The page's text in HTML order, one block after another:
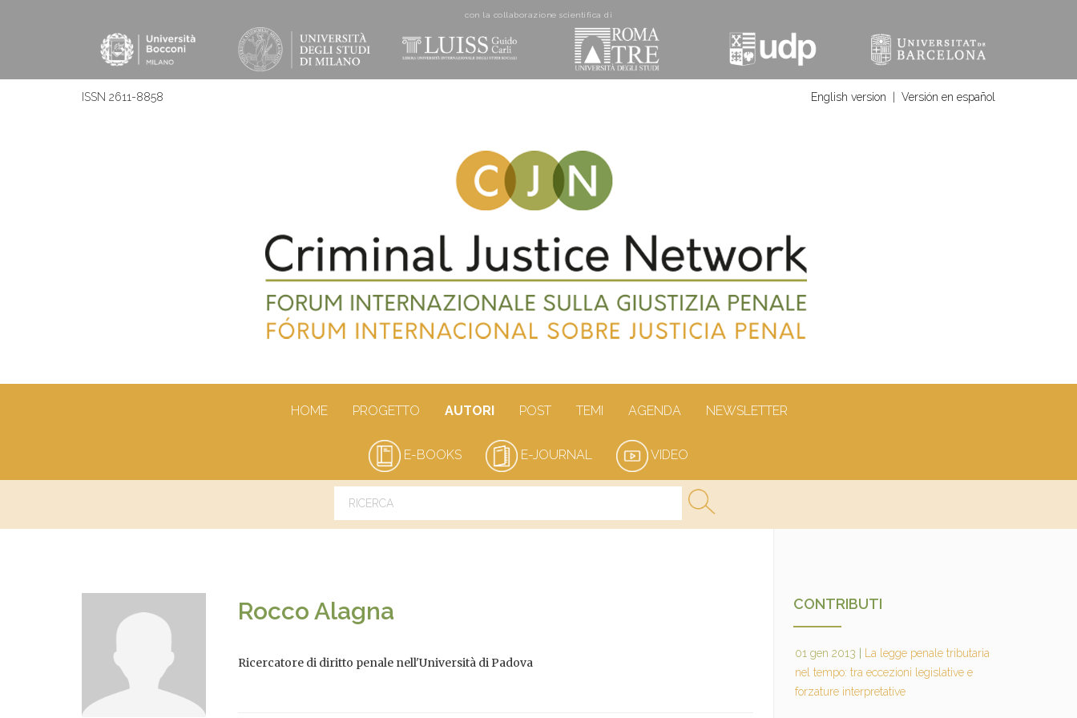
con la collaborazione scientifica di
ISSN 2611-8858 English version Versión en español
HOME PROGETTO AUTORI POST TEMI AGENDA NEWSLETTER
E-BOOKS E-JOURNAL VIDEO
Rocco Alagna
Ricercatore di diritto penale nell'Università di Padova
CONTRIBUTI
01 gen 2013
La legge penale tributaria
nel tempo: tra eccezioni legislative e
forzature interpretative